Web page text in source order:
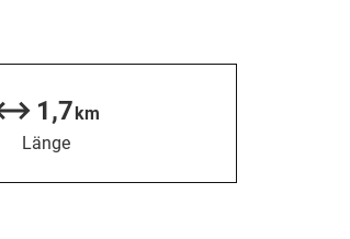
1,7km
Länge